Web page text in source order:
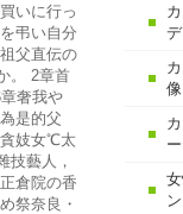
いに行っ
弔い自分
父直伝の
。 2章首
奢我や
是的父
妓女℃太
技藝人，
倉院の香
祭奈良・
像
ン